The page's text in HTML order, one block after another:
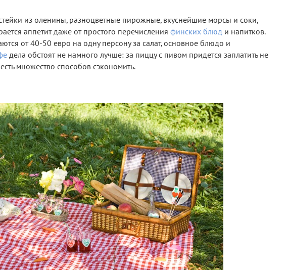
из оленины, разноцветные пирожные, вкуснейшие морсы и соки,
аппетит даже от простого перечисления финских блюд и напитков.
от 40-50 евро на одну персону за салат, основное блюдо и
дела обстоят не намного лучше: за пиццу с пивом придется заплатить не
множество способов сэкономить.